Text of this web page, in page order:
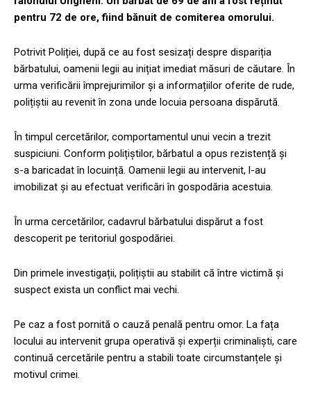
pentru 72 de ore, fiind bănuit de comiterea omorului.
Potrivit Poliției, după ce au fost sesizați despre dispariția
bărbatului, oamenii legii au inițiat imediat măsuri de căutare. În
urma verificării împrejurimilor și a informațiilor oferite de rude,
polițiștii au revenit în zona unde locuia persoana dispărută.
În timpul cercetărilor, comportamentul unui vecin a trezit
suspiciuni. Conform polițiștilor, bărbatul a opus rezistență și
s-a baricadat în locuință. Oamenii legii au intervenit, l-au
imobilizat și au efectuat verificări în gospodăria acestuia.
În urma cercetărilor, cadavrul bărbatului dispărut a fost
descoperit pe teritoriul gospodăriei.
Din primele investigații, polițiștii au stabilit că între victimă și
suspect exista un conflict mai vechi.
Pe caz a fost pornită o cauză penală pentru omor. La fața
locului au intervenit grupa operativă și experții criminaliști, care
continuă cercetările pentru a stabili toate circumstanțele și
motivul crimei.